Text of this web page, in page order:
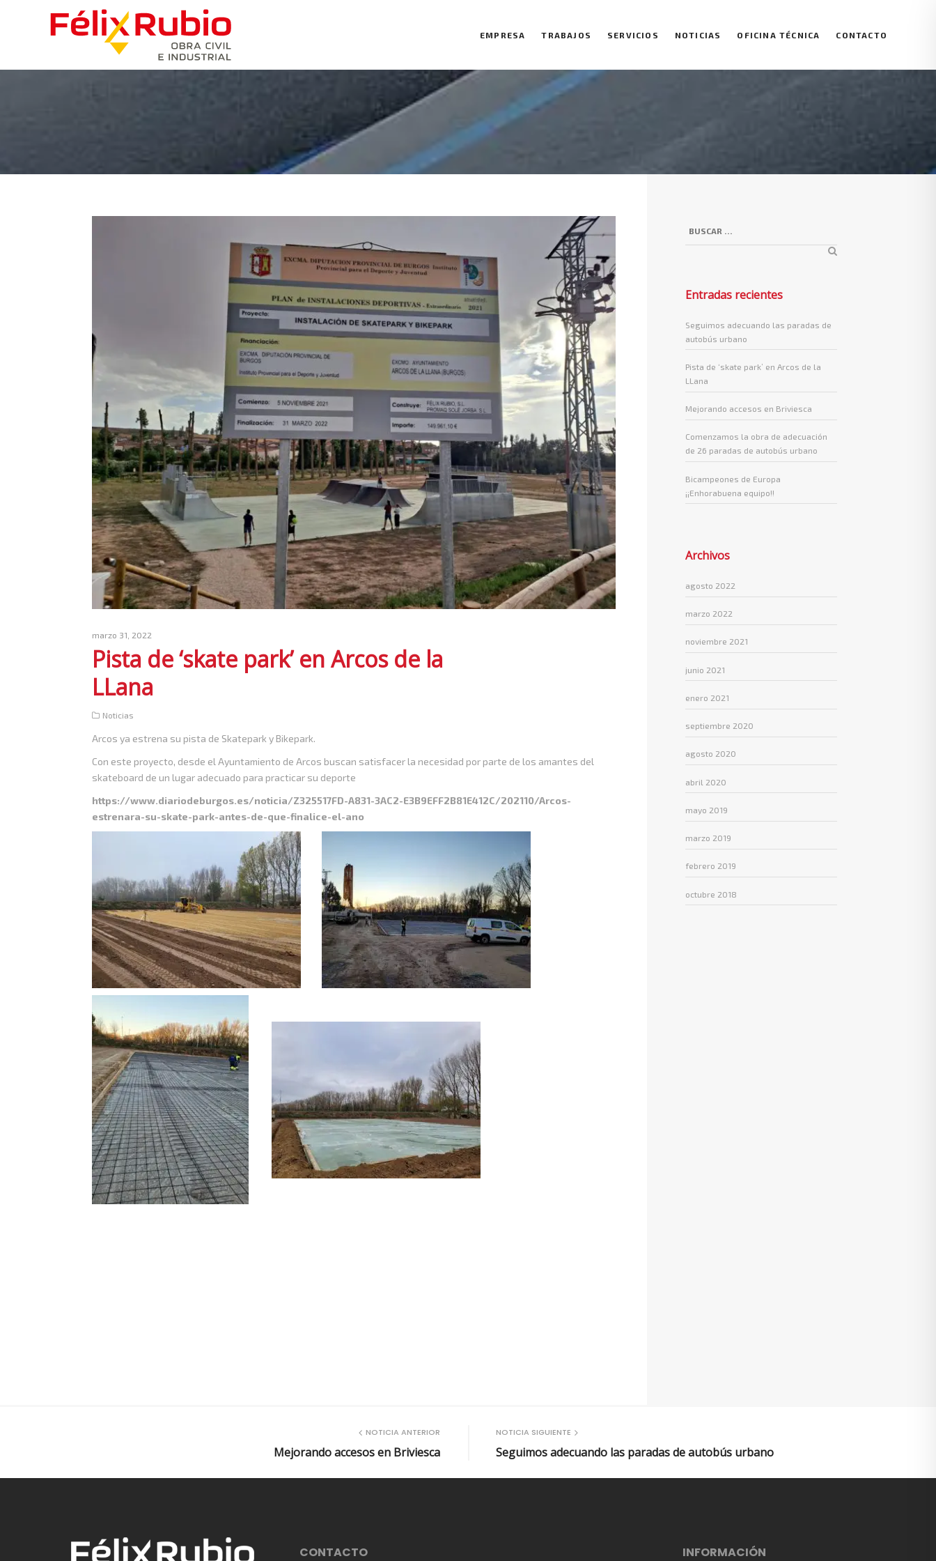
EMPRESA TRABAJOS SERVICIOS NOTICIAS OFICINA TÉCNICA CONTACTO
marzo 31, 2022
Pista de ‘skate park’ en Arcos de la
LLana
Noticias
Arcos ya estrena su pista de Skatepark y Bikepark.
Con este proyecto, desde el Ayuntamiento de Arcos buscan satisfacer la necesidad por parte de los amantes del
skateboard de un lugar adecuado para practicar su deporte
https://www.diariodeburgos.es/noticia/Z325517FD-A831-3AC2-E3B9EFF2B81E412C/202110/Arcos-
estrenara-su-skate-park-antes-de-que-finalice-el-ano
Entradas recientes
Seguimos adecuando las paradas de
autobús urbano
Pista de ‘skate park’ en Arcos de la
LLana
Mejorando accesos en Briviesca
Comenzamos la obra de adecuación
de 26 paradas de autobús urbano
Bicampeones de Europa
¡¡Enhorabuena equipo!!
Archivos
agosto 2022
marzo 2022
noviembre 2021
junio 2021
enero 2021
septiembre 2020
agosto 2020
abril 2020
mayo 2019
marzo 2019
febrero 2019
octubre 2018
NOTICIA ANTERIOR
Mejorando accesos en Briviesca
NOTICIA SIGUIENTE
Seguimos adecuando las paradas de autobús urbano
CONTACTO INFORMACIÓN